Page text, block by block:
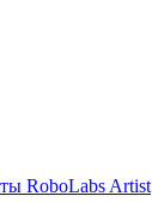
RoboLabs Artist